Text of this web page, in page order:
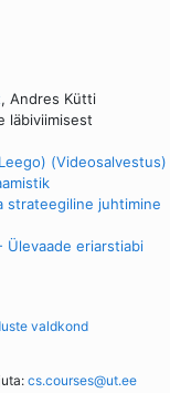
, Andres Kütti
läbiviimisest
(Videosalvestus)
strateegiline juhtimine
Ülevaade eriarstiabi
valdkond
cs.courses@ut.ee